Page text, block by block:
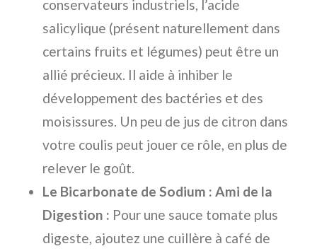
conservateurs industriels, l’acide
salicylique (présent naturellement dans
certains fruits et légumes) peut être un
allié précieux. Il aide à inhiber le
développement des bactéries et des
moisissures. Un peu de jus de citron dans
votre coulis peut jouer ce rôle, en plus de
relever le goût.
Le Bicarbonate de Sodium : Ami de la
Digestion : Pour une sauce tomate plus
digeste, ajoutez une cuillère à café de